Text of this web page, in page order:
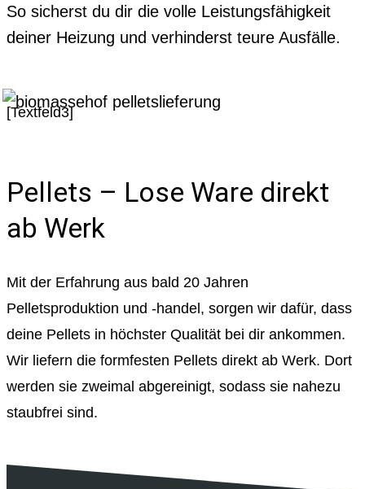
So sicherst du dir die volle Leistungsfähigkeit
deiner Heizung und verhinderst teure Ausfälle.
[Textfeld3]
Pellets – Lose Ware direkt
ab Werk
Mit der Erfahrung aus bald 20 Jahren
Pelletsproduktion und -handel, sorgen wir dafür, dass
deine Pellets in höchster Qualität bei dir ankommen.
Wir liefern die formfesten Pellets direkt ab Werk. Dort
werden sie zweimal abgereinigt, sodass sie nahezu
staubfrei sind.